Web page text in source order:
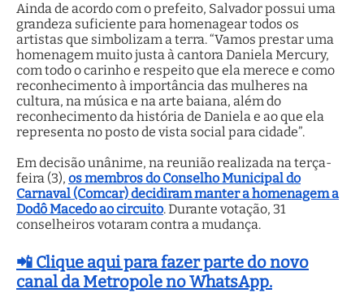
Ainda de acordo com o prefeito, Salvador possui uma
grandeza suficiente para homenagear todos os
artistas que simbolizam a terra. “Vamos prestar uma
homenagem muito justa à cantora Daniela Mercury,
com todo o carinho e respeito que ela merece e como
reconhecimento à importância das mulheres na
cultura, na música e na arte baiana, além do
reconhecimento da história de Daniela e ao que ela
representa no posto de vista social para cidade”.
Em decisão unânime, na reunião realizada na terça-
feira (3), os membros do Conselho Municipal do
Carnaval (Comcar) decidiram manter a homenagem a
Dodô Macedo ao circuito. Durante votação, 31
conselheiros votaram contra a mudança.
📲 Clique aqui para fazer parte do novo
canal da Metropole no WhatsApp.